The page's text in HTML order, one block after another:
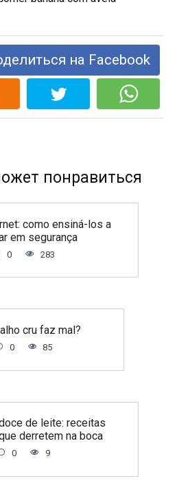
на Facebook
понравиться
como ensiná-los a
em segurança
0 283
cru faz mal?
0 85
de leite: receitas
derretem na boca
0 9